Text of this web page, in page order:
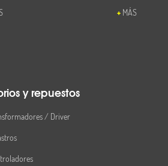
MÁS
y repuestos
/ Driver